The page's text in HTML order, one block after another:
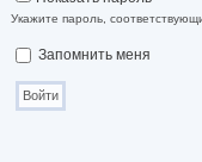
Укажите пароль,
Запомнить меня